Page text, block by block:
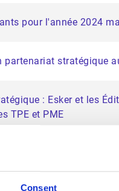
Consent
pour l'année 2024
partenariat stratégique
: Esker et les
TPE et PME
nouveau membre au